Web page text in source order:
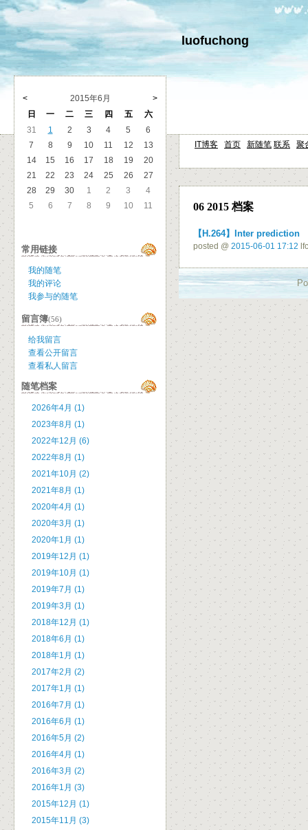
luofuchong
IT博客 首页 新随笔 联系 聚
06 2015 档案
【H.264】Inter prediction
posted @ 2015-06-01 17:12
< 2015年6月
>
日
一 二 三 四 五
六
31
1 2 3 4 5
6
7
8 9 10 11 12
13
14
15 16 17 18 19
20
21
22 23 24 25 26
27
28
29 30 1 2 3
4
5
6 7 8 9 10 11
常用链接
我的随笔
我的评论
我参与的随笔
留言簿(56)
给我留言
查看公开留言
查看私人留言
随笔档案
2026年4月 (1)
2023年8月 (1)
2022年12月 (6)
2022年8月 (1)
2021年10月 (2)
2021年8月 (1)
2020年4月 (1)
2020年3月 (1)
2020年1月 (1)
2019年12月 (1)
2019年10月 (1)
2019年7月 (1)
2019年3月 (1)
2018年12月 (1)
2018年6月 (1)
2018年1月 (1)
2017年2月 (2)
2017年1月 (1)
2016年7月 (1)
2016年6月 (1)
2016年5月 (2)
2016年4月 (1)
2016年3月 (2)
2016年1月 (3)
2015年12月 (1)
2015年11月 (3)